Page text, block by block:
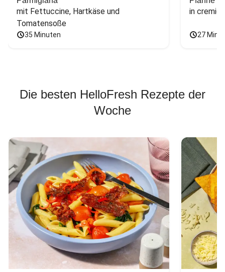
mit Fettuccine, Hartkäse und
Tomatensoße
35 Minuten
in
27
Die besten HelloFresh Rezepte der
Woche